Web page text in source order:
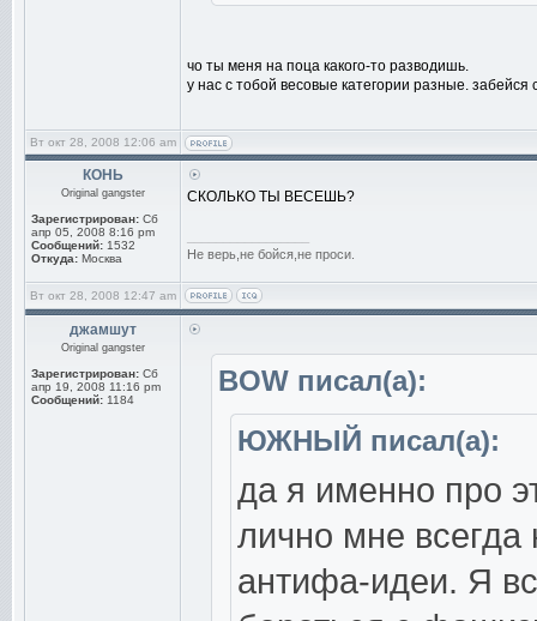
чо ты меня на поца какого-то разводишь.
у нас с тобой весовые категории разные. забейся
Вт окт 28, 2008 12:06 am
КОНЬ
Original gangster
Зарегистрирован: Сб
апр 05, 2008 8:16 pm
Сообщений: 1532
Откуда: Москва
СКОЛЬКО ТЫ ВЕСЕШЬ?
Не верь,не бойся,не проси.
Вт окт 28, 2008 12:47 am
джамшут
Original gangster
Зарегистрирован: Сб
апр 19, 2008 11:16 pm
Сообщений: 1184
BOW писал(а):
ЮЖНЫЙ писал(а):
да я именно про
лично мне всегда
антифа-идеи. Я